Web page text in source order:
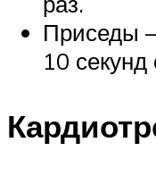
Приседы
10